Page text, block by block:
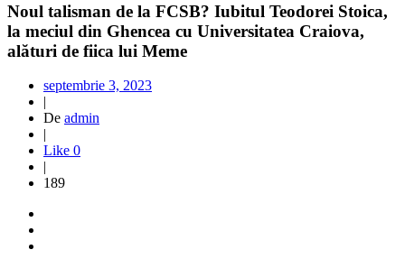
Noul talisman de la FCSB? Iubitul Teodorei Stoica,
la meciul din Ghencea cu Universitatea Craiova,
alături de fiica lui Meme
septembrie 3, 2023
|
De admin
|
Like 0
|
189